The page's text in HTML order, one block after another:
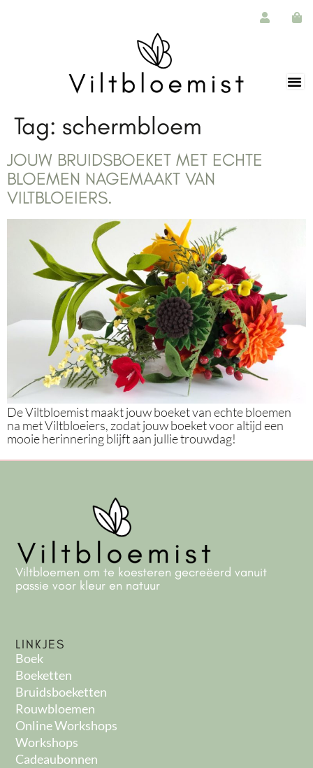
Tag: schermbloem
JOUW BRUIDSBOEKET MET ECHTE
BLOEMEN NAGEMAAKT VAN
VILTBLOEIERS.
De Viltbloemist maakt jouw boeket van echte bloemen
na met Viltbloeiers, zodat jouw boeket voor altijd een
mooie herinnering blijft aan jullie trouwdag!
Viltbloemen om te koesteren gecreëerd vanuit
passie voor kleur en natuur
LINKJES
Boek
Boeketten
Bruidsboeketten
Rouwbloemen
Online Workshops
Workshops
Cadeaubonnen